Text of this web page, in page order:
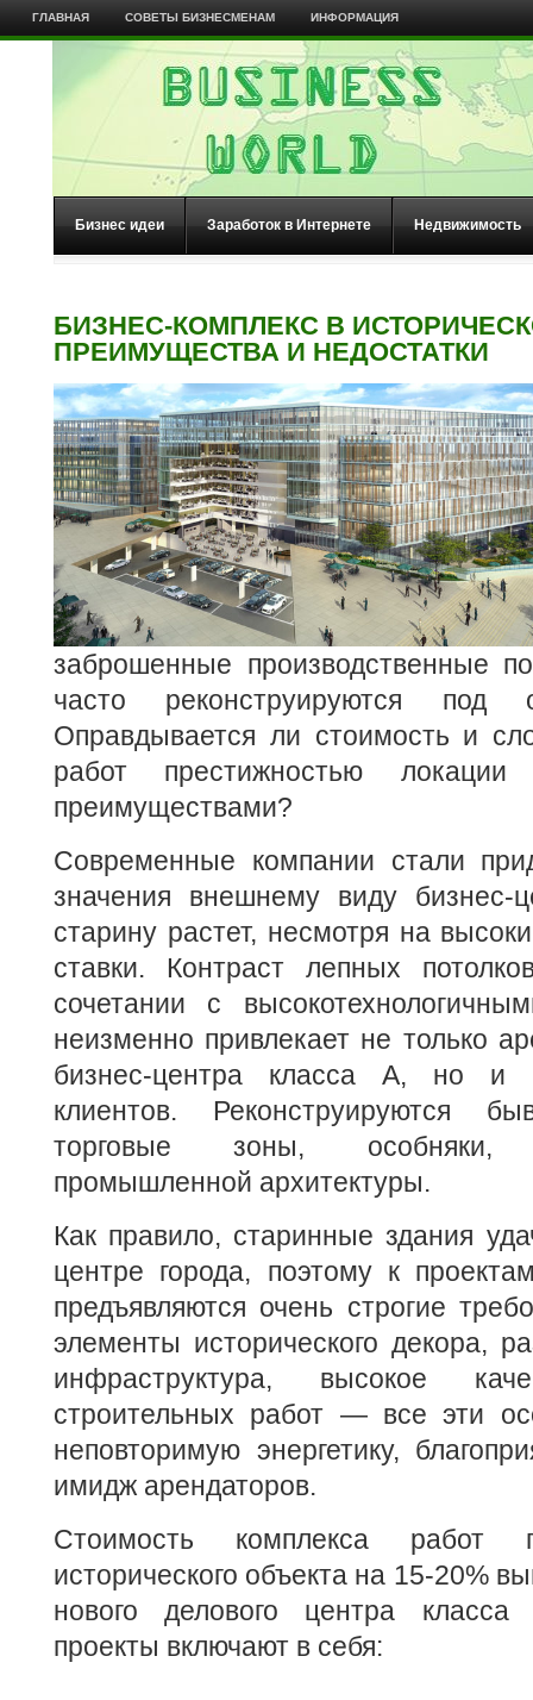
ГЛАВНАЯ СОВЕТЫ БИЗНЕСМЕНАМ ИНФОРМАЦИЯ
Бизнес идеи Заработок в Интернете Недвижимость
БИЗНЕС-КОМПЛЕКС В
ПРЕИМУЩЕСТВА И НЕДОСТАТКИ
заброшенные производственные
часто реконструируются под
Оправдывается ли стоимость и
работ престижностью локации
преимуществами?
Современные компании стали
значения внешнему виду бизнес-
старину растет, несмотря на
ставки. Контраст лепных
сочетании с
неизменно привлекает не только
бизнес-центра класса А, но и
клиентов. Реконструируются
торговые зоны, особняки,
промышленной архитектуры.
Как правило, старинные здания
центре города, поэтому к
предъявляются очень строгие
элементы исторического декора,
инфраструктура, высокое
строительных работ — все эти
неповторимую энергетику,
имидж арендаторов.
Стоимость комплекса работ
исторического объекта на 15-20%
нового делового центра
проекты включают в себя: